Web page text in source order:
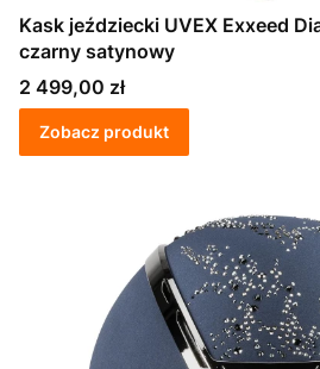
Kask jeździecki UVEX Exxeed
czarny satynowy
Cena
2 499,00 zł
Zobacz produkt